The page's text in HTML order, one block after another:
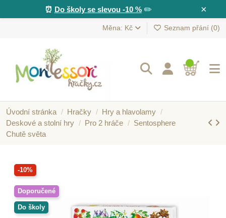
×
⏰ Do školy se slevou -10 %✏️
Měna: Kč Seznam přání (0)
Úvodní stránka Hračky
Hry a hlavolamy
Deskové a stolní hry
Pro 2 hráče
Sentosphere
Chutě světa
-10%
Doporučené
Do školy